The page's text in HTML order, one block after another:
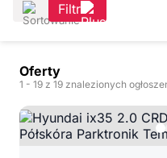
Filtr
Oferty
1 - 19 z 19 znalezionych